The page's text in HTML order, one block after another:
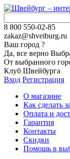
8 800 550-02-85
zakaz@shveiburg.ru
Ваш город ?
Да, все верно
От выбранного
Клуб Швейбурга
Вход Регистрация
О магазине
Как сделать
Оплата и
Гарантия
Контакты
Скидки
Помощь в